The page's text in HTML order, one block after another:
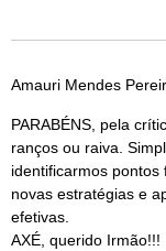
Amauri Mendes
PARABÉNS, pela
ranços ou raiva.
identificarmos
novas estratégias e
efetivas.
AXÉ, querido Irmão!!!